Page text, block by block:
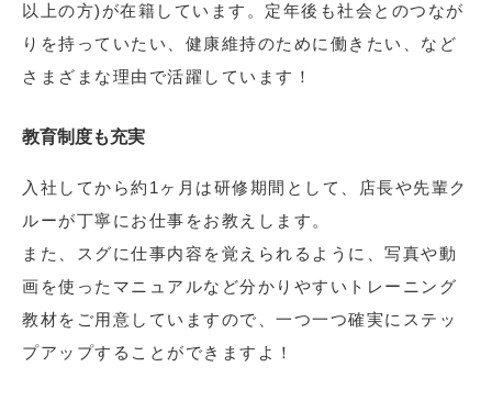
以上の方)が在籍しています。定年後も社会とのつなが
りを持っていたい、健康維持のために働きたい、など
さまざまな理由で活躍しています！
教育制度も充実
入社してから約1ヶ月は研修期間として、店長や先輩ク
ルーが丁寧にお仕事をお教えします。
また、スグに仕事内容を覚えられるように、写真や動
画を使ったマニュアルなど分かりやすいトレーニング
教材をご用意していますので、一つ一つ確実にステッ
プアップすることができますよ！